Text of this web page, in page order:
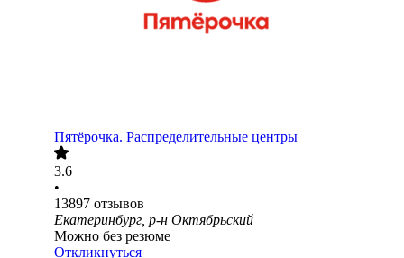
Пятёрочка. Распределительные центры
3.6
•
13897 отзывов
Екатеринбург, р-н Октябрьский
Можно без резюме
Откликнуться